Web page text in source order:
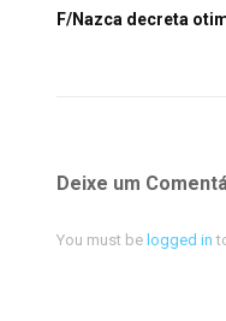
F/Nazca decreta
Deixe um
You must be logged in